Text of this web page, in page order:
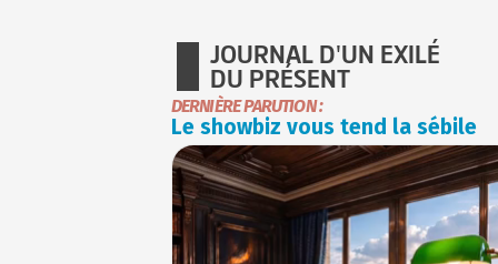
JOURNAL D'UN EXILÉ
DU PRÉSENT
DERNIÈRE PARUTION :
Le showbiz vous tend la sébile